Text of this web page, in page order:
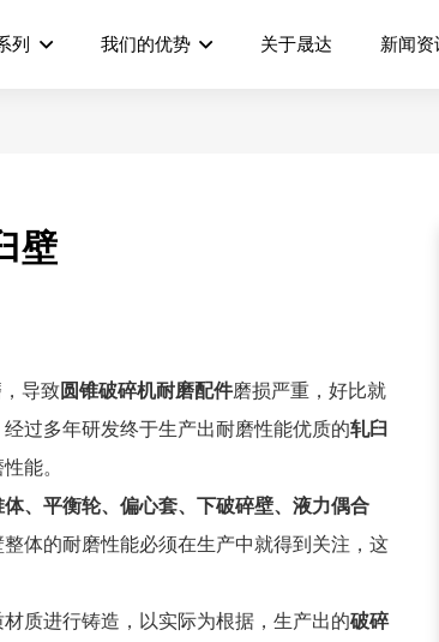
列 我们的优势 关于晟达 新闻资
壁
导致圆锥破碎机耐磨配件磨损严重，好比就
过多年研发终于生产出耐磨性能优质的轧臼
能。
、平衡轮、偏心套、下破碎壁、液力偶合
体的耐磨性能必须在生产中就得到关注，这
质进行铸造，以实际为根据，生产出的破碎